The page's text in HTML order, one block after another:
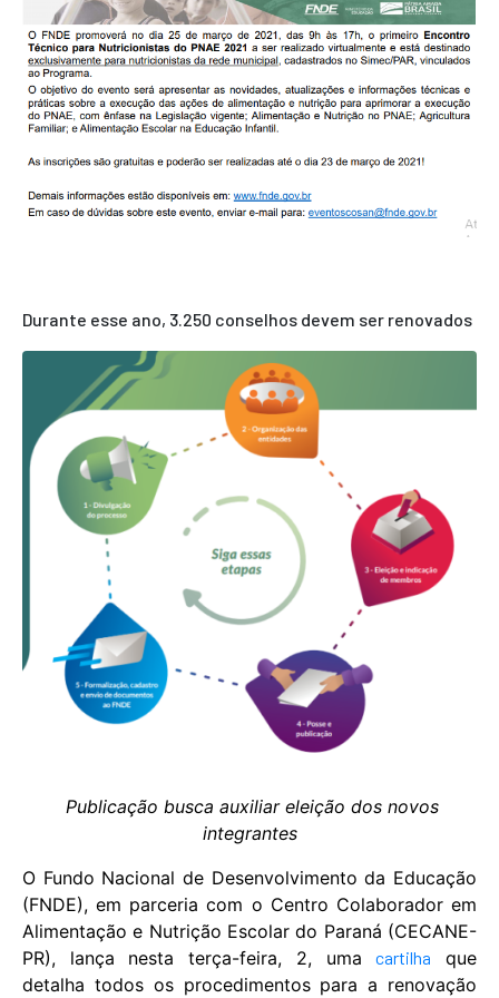
Durante esse ano, 3.250 conselhos devem ser renovados
Publicação busca auxiliar eleição dos novos
integrantes
O Fundo Nacional de Desenvolvimento da Educação
(FNDE), em parceria com o Centro Colaborador em
Alimentação e Nutrição Escolar do Paraná (CECANE-
PR), lança nesta terça-feira, 2, umacartilha
que
detalha todos os procedimentos para a renovação